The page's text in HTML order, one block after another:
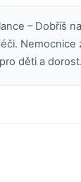
– Dobříš
Nemocnice
děti a dorost.